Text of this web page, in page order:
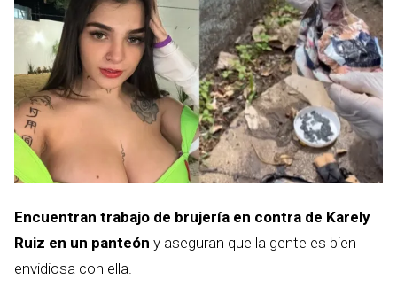
Encuentran trabajo de brujería en contra de Karely
Ruiz en un panteón y aseguran que la gente es bien
envidiosa con ella.